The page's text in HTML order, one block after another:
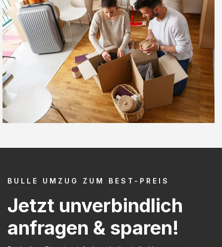
BULLE UMZUG ZUM BEST-PREIS
Jetzt unverbindlich
anfragen & sparen!